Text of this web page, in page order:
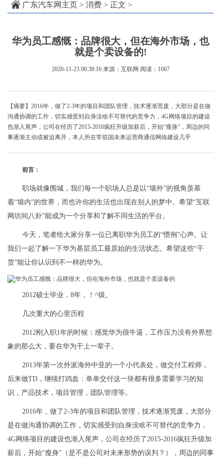
广东汽车网主页 > 消费 > 正文 >
华为员工感慨：品牌很大，但在海外市场，也
就是个卖设备的!
2020-11-23 08:38:16 来源：互联网 阅读：1067
【摘要】2016年，做了2-3年的项目和团队管理，技术逐渐荒废，大部分是在做
沟通协调的工作，切实感受到自身没啥不可替代的竞争力，4G网络项目的建设
也渐入尾声，公司在经历了2015-2016疯狂升级加薪后，开始“瘦身”，周边的同
事逐渐主动或被迫离开，本人所在常驻国未来运营商通信网络建设几乎
前言：
职场就像围城，我们每一个职场人总是以“墙外”的视角羡慕
着“墙内”的世界，而也许你的生活也出现在别人的梦中。希望“互联
网坊间八卦”能成为一个分享和了解不同生活的平台。
今天，笔者给大家分享一位已离职华为员工的“惯例”心声。让
我们一起了解一下华为基层员工最原始的生活状态。希望这些“干
货”能让你认识到不一样的华为。
2012硕士毕业，8年，！^级。
几次重大的心里历程
2012刚入职1年的时候：感觉华为很牛逼，工作压力没有外界想
象的那么大，要在华为干上一辈子。
2013年第一次外派海外中亚的一个小代表处，做交付工程师，
后来做TD，继续打鸡血：单单交付这一块都有很多需要学习的知
识，产品技术，项目管理，团队管理等。
2016年，做了2-3年的项目和团队管理，技术逐渐荒废，大部分
是在做沟通协调的工作，切实感受到自身没啥不可替代的竞争力，
4G网络项目的建设也渐入尾声，公司在经历了2015-2016疯狂升级加
薪后，开始“瘦身”（是不是公司对未来形势的误判？），周边的同事